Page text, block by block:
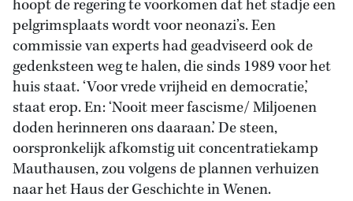
hoopt de regering te voorkomen dat het stadje een
pelgrimsplaats wordt voor neonazi’s. Een
commissie van experts had geadviseerd ook de
gedenksteen weg te halen, die sinds 1989 voor het
huis staat. ‘Voor vrede vrijheid en democratie,’
staat erop. En: ‘Nooit meer fascisme/ Miljoenen
doden herinneren ons daaraan.’ De steen,
oorspronkelijk afkomstig uit concentratiekamp
Mauthausen, zou volgens de plannen verhuizen
naar het Haus der Geschichte in Wenen.